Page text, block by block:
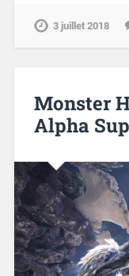
3 juillet 2018
Monster
Alpha